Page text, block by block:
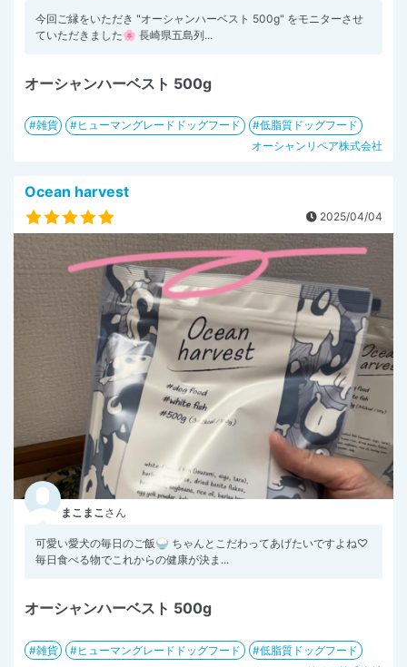
今回ご縁をいただき "オーシャンハーベスト 500g" をモニターさせ
ていただきました🌸 長崎県五島列...
オーシャンハーベスト 500g
雑貨 ヒューマングレードドッグフード
低脂質ドッグフード
オーシャンリペア株式会社
Ocean harvest
2025/04/04
まこまこさん
可愛い愛犬の毎日のご飯🍚 ちゃんとこだわってあげたいですよね♡
毎日食べる物でこれからの健康が決ま...
オーシャンハーベスト 500g
雑貨 ヒューマングレードドッグフード
低脂質ドッグフード